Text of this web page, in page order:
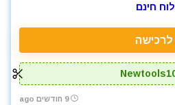
חינם
לרכישה
9 חודשים ago